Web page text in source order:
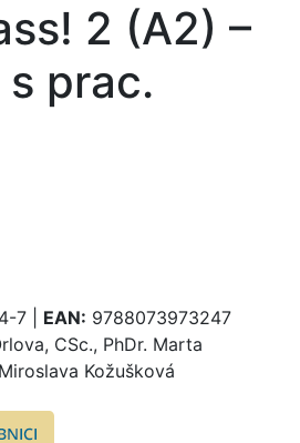
2 (A2) –
prac.
7 | EAN: 9788073973247
CSc., PhDr. Marta
Kožušková